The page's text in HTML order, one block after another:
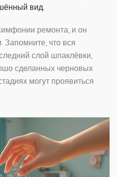
вид.
ремонта, и он
что вся
слой шпаклёвки,
сделанных черновых
могут проявиться